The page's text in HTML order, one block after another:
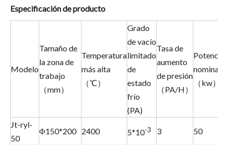
Especificación de producto
Modelo
Tamaño de
la zona de
trabajo
（mm）
Temperatura
más alta
（℃）
Grado
de vacío
limitado
de
estado
frío
(PA)
Tasa de
aumento
de presión
（PA/H）
Potencia
nominal
（kw）
Jt-ryl-
50
Φ150*200 2400 5*10-3 3 50